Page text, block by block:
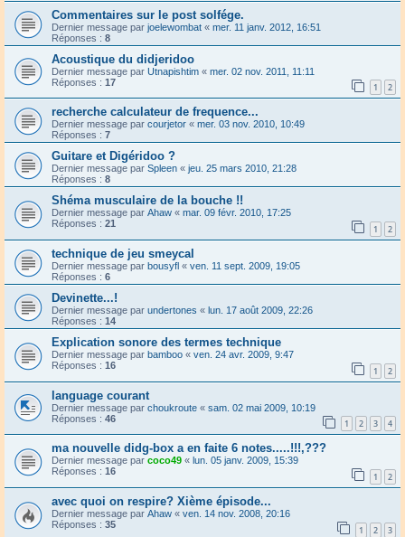
Commentaires sur le post solfége.
Dernier message par joelewombat « mer. 11 janv. 2012, 16:51
Réponses : 8
Acoustique du didjeridoo
Dernier message par Utnapishtim « mer. 02 nov. 2011, 11:11
Réponses : 17 1 2
recherche calculateur de frequence...
Dernier message par courjetor « mer. 03 nov. 2010, 10:49
Réponses : 7
Guitare et Digéridoo ?
Dernier message par Spleen « jeu. 25 mars 2010, 21:28
Réponses : 8
Shéma musculaire de la bouche !!
Dernier message par Ahaw « mar. 09 févr. 2010, 17:25
Réponses : 21 1 2
technique de jeu smeycal
Dernier message par bousyfl « ven. 11 sept. 2009, 19:05
Réponses : 6
Devinette...!
Dernier message par undertones « lun. 17 août 2009, 22:26
Réponses : 14
Explication sonore des termes technique
Dernier message par bamboo « ven. 24 avr. 2009, 9:47
Réponses : 16 1 2
language courant
Dernier message par choukroute « sam. 02 mai 2009, 10:19
Réponses : 46 1 2 3 4
ma nouvelle didg-box a en faite 6 notes.....!!!,???
Dernier message par coco49 « lun. 05 janv. 2009, 15:39
Réponses : 16 1 2
avec quoi on respire? Xième épisode...
Dernier message par Ahaw « ven. 14 nov. 2008, 20:16
Réponses : 35 1 2 3